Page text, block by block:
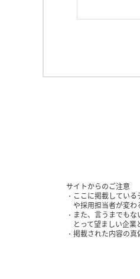
サイトからのご注意
ここに掲載してい
や採用担当者が変わ
また、言うまでも
とって望ましい企業
掲載された内容の真